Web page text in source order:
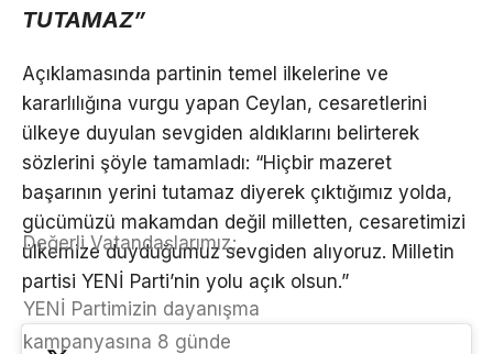
TUTAMAZ”
Açıklamasında partinin temel ilkelerine ve
kararlılığına vurgu yapan Ceylan, cesaretlerini
ülkeye duyulan sevgiden aldıklarını belirterek
sözlerini şöyle tamamladı: “Hiçbir mazeret
başarının yerini tutamaz diyerek çıktığımız yolda,
gücümüzü makamdan değil milletten, cesaretimizi
ülkemize duyduğumuz sevgiden alıyoruz. Milletin
partisi YENİ Parti’nin yolu açık olsun.”
Değerli Vatandaşlarımız;
YENİ Partimizin dayanışma
kampanyasına 8 günde